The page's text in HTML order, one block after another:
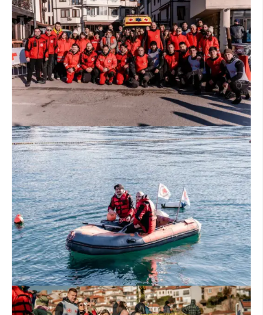
УПОТРЕБА И ЗАШТИТА НА АМБЛЕМОТ
СОЦИЈАЛНО ХУМАНИТАРНА ДЕЈНОСТ
КАКО ДА ДОНИРАТЕ
ПОДГОТВЕНОСТ И ДЕЈСТВО ПРИ КАТАСТРОФИ
ТИМОВИ НА ООЦК ОХРИД
ПРОЕКТИ – ПОДГОТВЕНОСТ И ДЕЈСТВУВАЊЕ ПРИ КАТАСТРОФИ
ОДНОСИ СО ЈАВНОСТ
ИСТРАЖУВАЊЕ НА ЈАВНО МИСЛЕЊЕ
МЕЃУНАРОДНА СОРАБОТКА
ЗНАЧЕЊЕ НА СЛУЖБАТА ЗА БАРАЊЕ
ФОРМУЛАРИ ЗА БАРАЊА
ЗДРАВСТВЕНО ПРЕВЕНТИВНА ДЕЈНОСТ
ПРВА ПОМОШ
КРВОДАРИТЕЛСТВО